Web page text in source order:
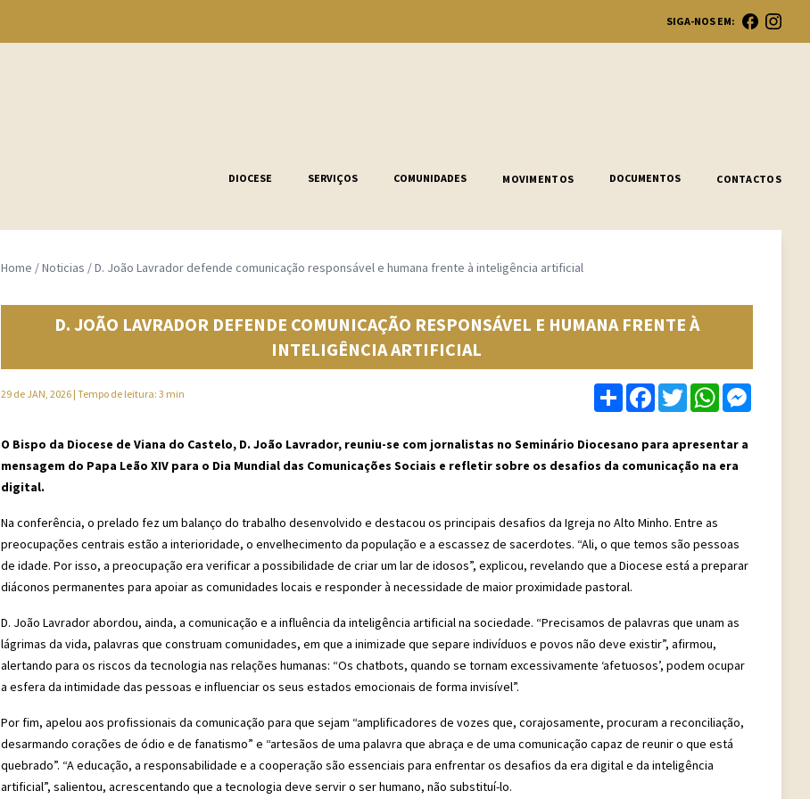
SIGA-NOS EM:
DIOCESE SERVIÇOS COMUNIDADES MOVIMENTOS DOCUMENTOS CONTACTOS
Home /Noticias /D. João Lavrador defende comunicação responsável e humana frente à inteligência artificial
D. JOÃO LAVRADOR DEFENDE COMUNICAÇÃO RESPONSÁVEL E HUMANA FRENTE À
INTELIGÊNCIA ARTIFICIAL
29 de JAN, 2026| Tempo de leitura: 3 min ShareFacebook
TwitterWhatsApp
O Bispo da Diocese de Viana do Castelo, D. João Lavrador, reuniu-se com jornalistas no Seminário Diocesano para apresentar a
mensagem do Papa Leão XIV para o Dia Mundial das Comunicações Sociais e refletir sobre os desafios da comunicação na era
digital.
Na conferência, o prelado fez um balanço do trabalho desenvolvido e destacou os principais desafios da Igreja no Alto Minho. Entre as
preocupações centrais estão a interioridade, o envelhecimento da população e a escassez de sacerdotes. “Ali, o que temos são pessoas
de idade. Por isso, a preocupação era verificar a possibilidade de criar um lar de idosos”, explicou, revelando que a Diocese está a preparar
diáconos permanentes para apoiar as comunidades locais e responder à necessidade de maior proximidade pastoral.
D. João Lavrador abordou, ainda, a comunicação e a influência da inteligência artificial na sociedade. “Precisamos de palavras que unam as
lágrimas da vida, palavras que construam comunidades, em que a inimizade que separe indivíduos e povos não deve existir”, afirmou,
alertando para os riscos da tecnologia nas relações humanas: “Os chatbots, quando se tornam excessivamente ‘afetuosos’, podem ocupar
a esfera da intimidade das pessoas e influenciar os seus estados emocionais de forma invisível”.
Por fim, apelou aos profissionais da comunicação para que sejam “amplificadores de vozes que, corajosamente, procuram a reconciliação,
desarmando corações de ódio e de fanatismo” e “artesãos de uma palavra que abraça e de uma comunicação capaz de reunir o que está
quebrado”. “A educação, a responsabilidade e a cooperação são essenciais para enfrentar os desafios da era digital e da inteligência
artificial”, salientou, acrescentando que a tecnologia deve servir o ser humano, não substituí-lo.